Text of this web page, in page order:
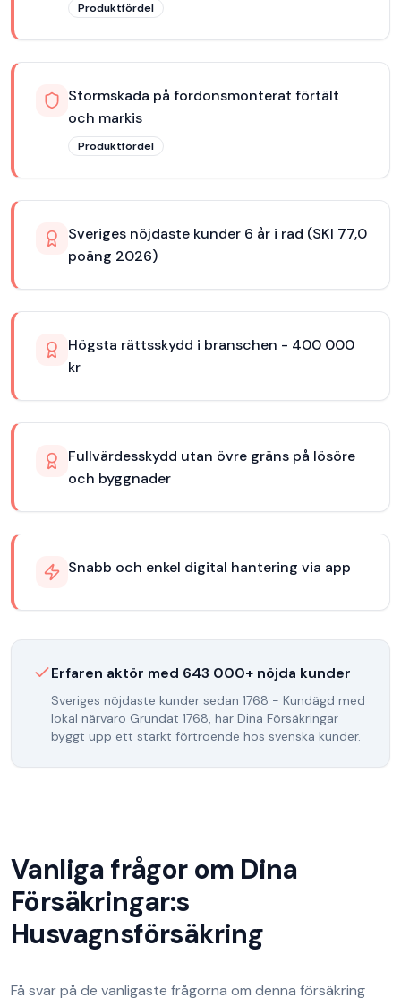
Produktfördel
Stormskada på fordonsmonterat förtält
och markis
Produktfördel
Sveriges nöjdaste kunder 6 år i rad (SKI 77,0
poäng 2026)
Högsta rättsskydd i branschen - 400 000
kr
Fullvärdesskydd utan övre gräns på lösöre
och byggnader
Snabb och enkel digital hantering via app
Erfaren aktör med 643 000+ nöjda kunder
Sveriges nöjdaste kunder sedan 1768 - Kundägd med
lokal närvaro Grundat 1768, har Dina Försäkringar
byggt upp ett starkt förtroende hos svenska kunder.
Vanliga frågor om Dina
Försäkringar:s
Husvagnsförsäkring
Få svar på de vanligaste frågorna om denna försäkring